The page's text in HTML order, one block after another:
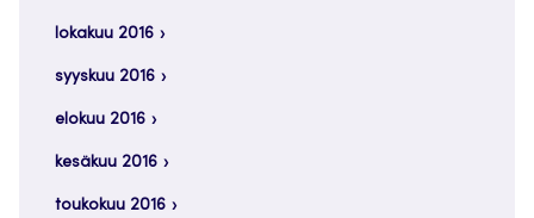
lokakuu 2016
syyskuu 2016
elokuu 2016
kesäkuu 2016
toukokuu 2016